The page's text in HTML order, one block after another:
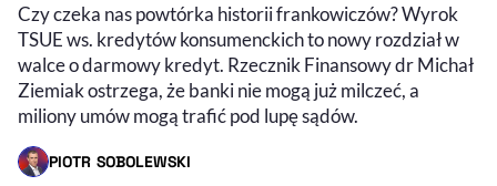
Czy czeka nas powtórka historii frankowiczów? Wyrok
TSUE ws. kredytów konsumenckich to nowy rozdział w
walce o darmowy kredyt. Rzecznik Finansowy dr Michał
Ziemiak ostrzega, że banki nie mogą już milczeć, a
miliony umów mogą trafić pod lupę sądów.
PIOTR SOBOLEWSKI
- AUTOR ARTYKUŁU - PROFIL